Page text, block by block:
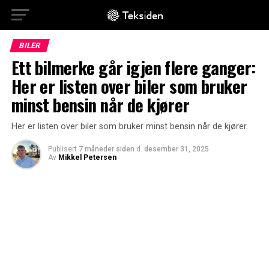
BILER
Ett bilmerke går igjen flere ganger:
Her er listen over biler som bruker
minst bensin når de kjører
Her er listen over biler som bruker minst bensin når de kjører.
Publisert 7 måneder siden d. desember 31, 2025
Av Mikkel Petersen